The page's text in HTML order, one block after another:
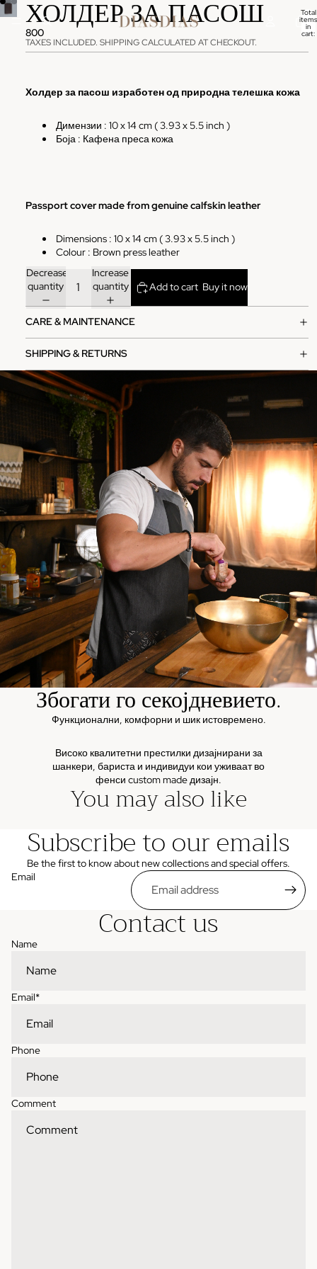
Total
items
in
cart:
ХОЛДЕР ЗА ПАСОШ
800
TAXES INCLUDED. SHIPPING CALCULATED AT CHECKOUT.
Холдер за пасош изработен од природна телешка кожа
Димензии : 10 x 14 cm ( 3.93 x 5.5 inch )
Боја : Кафена преса кожа
Passport cover made from genuine calfskin leather
Dimensions : 10 x 14 cm ( 3.93 x 5.5 inch )
Colour : Brown pressleather
Decrease
quantity
Increase
quantity
Add to cart Buy it now
CARE & MAINTENANCE
SHIPPING & RETURNS
Збогати го секојдневието.
Функционални, комфорни и шик истовремено.
Високо квалитетни престилки дизајнирани за
шанкери, бариста и индивидуи кои уживаат во
фенси custom made дизајн.
You may also like
Subscribe to our emails
Be the first to know about new collections and special offers.
Email
Contact us
Name
Email*
Phone
Comment